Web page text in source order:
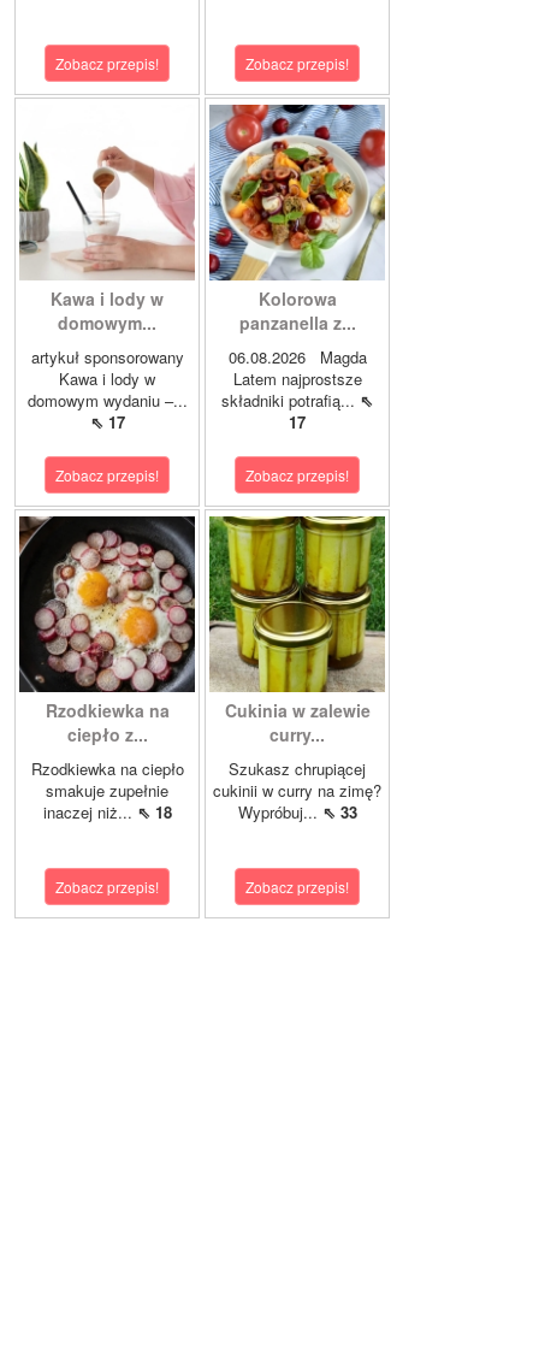
Zobacz przepis! Zobacz przepis!
Kawa i lody w
domowym...
artykuł sponsorowany
Kawa i lody w
domowym wydaniu –...
⇖ 17
Zobacz przepis!
Kolorowa
panzanella z...
06.08.2026 Magda
Latem najprostsze
składniki potrafią... ⇖
17
Zobacz przepis!
Rzodkiewka na
ciepło z...
Rzodkiewka na ciepło
smakuje zupełnie
inaczej niż... ⇖ 18
Zobacz przepis!
Cukinia w zalewie
curry...
Szukasz chrupiącej
cukinii w curry na zimę?
Wypróbuj... ⇖ 33
Zobacz przepis!